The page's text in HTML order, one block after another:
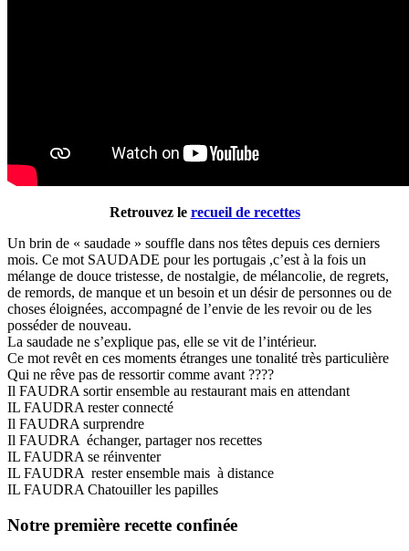
Retrouvez le recueil de recettes
Un brin de « saudade » souffle dans nos têtes depuis ces derniers
mois. Ce mot SAUDADE pour les portugais ,c’est à la fois un
mélange de douce tristesse, de nostalgie, de mélancolie, de regrets,
de remords, de manque et un besoin et un désir de personnes ou de
choses éloignées, accompagné de l’envie de les revoir ou de les
posséder de nouveau.
La saudade ne s’explique pas, elle se vit de l’intérieur.
Ce mot revêt en ces moments étranges une tonalité très particulière
Qui ne rêve pas de ressortir comme avant ????
Il FAUDRA sortir ensemble au restaurant mais en attendant
IL FAUDRA rester connecté
Il FAUDRA surprendre
Il FAUDRA échanger, partager nos recettes
IL FAUDRA se réinventer
IL FAUDRA rester ensemble mais à distance
IL FAUDRA Chatouiller les papilles
Notre première recette confinée